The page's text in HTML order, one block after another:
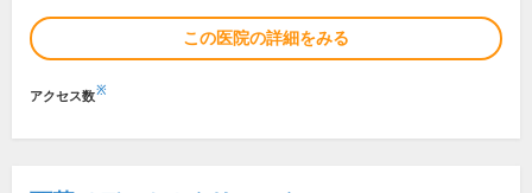
この医院の詳細をみる
アクセス数※